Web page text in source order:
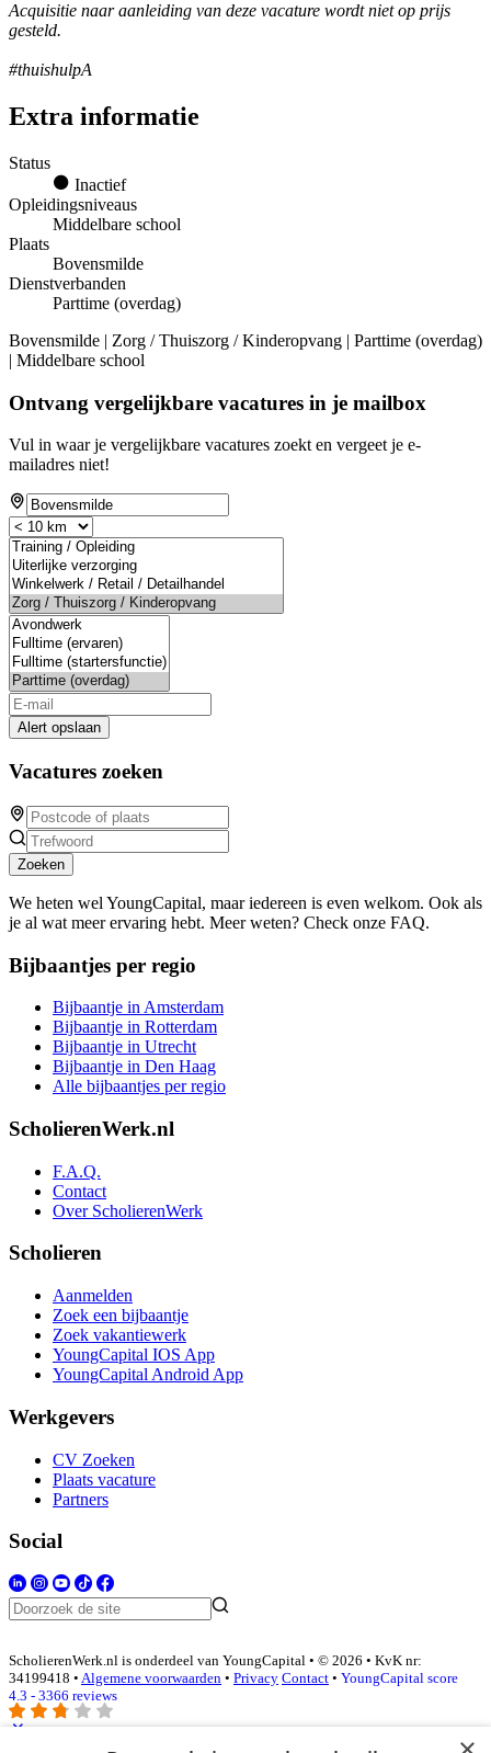
Acquisitie naar aanleiding van deze vacature wordt niet op prijs
gesteld.
#thuishulpA
Extra informatie
Status
Inactief
Opleidingsniveaus
Middelbare school
Plaats
Bovensmilde
Dienstverbanden
Parttime (overdag)
Bovensmilde | Zorg / Thuiszorg / Kinderopvang | Parttime (overdag)
| Middelbare school
Ontvang vergelijkbare vacatures in je mailbox
Vul in waar je vergelijkbare vacatures zoekt en vergeet je e-
mailadres niet!
Alert opslaan
Vacatures zoeken
Zoeken
We heten wel YoungCapital, maar iedereen is even welkom. Ook als
je al wat meer ervaring hebt. Meer weten? Check onze FAQ.
Bijbaantjes per regio
Bijbaantje in Amsterdam
Bijbaantje in Rotterdam
Bijbaantje in Utrecht
Bijbaantje in Den Haag
Alle bijbaantjes per regio
ScholierenWerk.nl
F.A.Q.
Contact
Over ScholierenWerk
Scholieren
Aanmelden
Zoek een bijbaantje
Zoek vakantiewerk
YoungCapital IOS App
YoungCapital Android App
Werkgevers
CV Zoeken
Plaats vacature
Partners
Social
ScholierenWerk.nl is onderdeel van YoungCapital • © 2026 • KvK nr:
34199418 • Algemene voorwaarden • Privacy Contact • YoungCapital score
4.3 - 3366 reviews